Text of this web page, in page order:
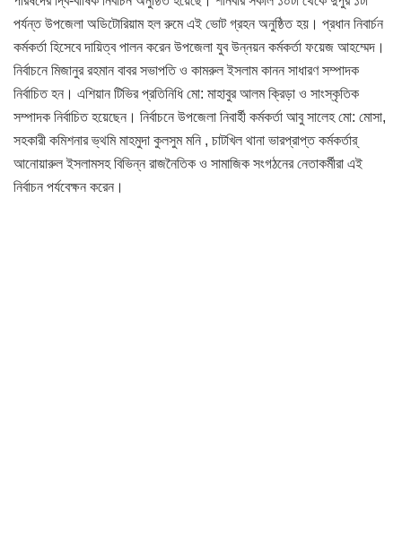
পর্যন্ত উপজেলা অডিটোরিয়াম হল রুমে এই ভোট গ্রহন অনুষ্ঠিত হয়। প্রধান নিবার্চন
কর্মকর্তা হিসেবে দায়িত্ব পালন করেন উপজেলা যুব উন্নয়ন কর্মকর্তা ফয়েজ আহম্মেদ।
নির্বাচনে মিজানুর রহমান বাবর সভাপতি ও কামরুল ইসলাম কানন সাধারণ সম্পাদক
নির্বাচিত হন। এশিয়ান টিভির প্রতিনিধি মো: মাহাবুর আলম ক্রিড়া ও সাংস্কৃতিক
সম্পাদক নির্বাচিত হয়েছেন। নির্বাচনে উপজেলা নিবার্হী কর্মকর্তা আবু সালেহ মো: মোসা,
সহকারী কমিশনার ভ্থমি মাহমুদা কুলসুম মনি , চাটখিল থানা ভারপ্রাপ্ত কর্মকর্তার্
আনোয়ারুল ইসলামসহ বিভিন্ন রাজনৈতিক ও সামাজিক সংগঠনের নেতাকর্মীরা এই
নির্বাচন পর্যবেক্ষন করেন।